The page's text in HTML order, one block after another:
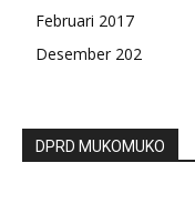
Februari 2017
Desember 202
DPRD MUKOMUKO